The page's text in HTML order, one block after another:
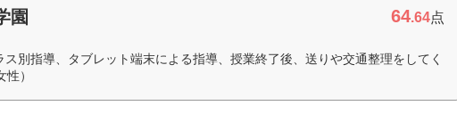
園 64.64点
ス別指導、タブレット端末による指導、授業終了後、送りや交通整理をしてく
）